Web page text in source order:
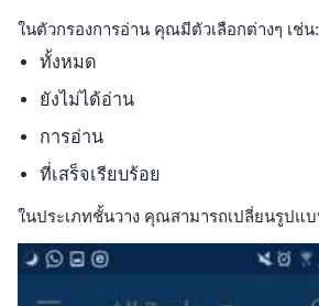
ในตัวกรองการอ่าน คุณมีตัวเลือกต่างๆ เช่น:
ทั้งหมด
ยังไม่ได้อ่าน
การอ่าน
ที่เสร็จเรียบร้อย
ในประเภทชั้นวาง คุณสามารถเปลี่ยนรูปแ